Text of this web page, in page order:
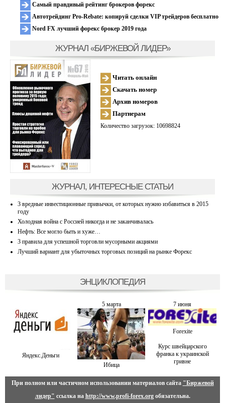
Самый правдивый рейтинг брокеров форекс
Автотрейдинг Pro-Rebate: копируй сделки VIP трейдеров бесплатно
Nord FX лучший форекс брокер 2019 года
ЖУРНАЛ «БИРЖЕВОЙ ЛИДЕР»
Читать онлайн
Скачать номер
Архив номеров
Партнерам
Количество загрузок: 10698824
ЖУРНАЛ, ИНТЕРЕСНЫЕ СТАТЬИ
3 вредные инвестиционные привычки, от которых нужно избавиться в 2015
году
Холодная война с Россией никогда и не заканчивалась
Нефть: Все могло быть и хуже…
3 правила для успешной торговли мусорными акциями
Лучший вариант для убыточных торговых позиций на рынке Форекс
ЭНЦИКЛОПЕДИЯ
Яндекс.Деньги
5 марта 7 июня
Ибица
Forexite
Курс швейцарского
франка к украинской
гривне
При полном или частичном использовании материалов сайта "Биржевой
лидер" ссылка на http://www.profi-forex.orgобязательна.